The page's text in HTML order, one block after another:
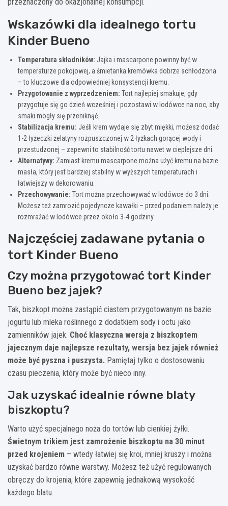
Wskazówki dla idealnego tortu
Kinder Bueno
Temperatura składników: Jajka i mascarpone powinny być w
temperaturze pokojowej, a śmietanka kremówka dobrze schłodzona
– to kluczowe dla odpowiedniej konsystencji kremu.
Przygotowanie z wyprzedzeniem: Tort najlepiej smakuje, gdy
przygotuje się go dzień wcześniej i pozostawi w lodówce na noc, aby
smaki mogły się przeniknąć.
Stabilizacja kremu: Jeśli krem wydaje się zbyt miękki, możesz dodać
1-2 łyżeczki żelatyny rozpuszczonej w 2 łyżkach gorącej wody i
przestudzonej – zapewni to stabilność tortu nawet w cieplejsze dni.
Alternatywy: Zamiast kremu mascarpone można użyć kremu na bazie
masła, który jest bardziej stabilny w wyższych temperaturach i
łatwiejszy w dekorowaniu.
Przechowywanie: Tort można przechowywać w lodówce do 3 dni.
Możesz też zamrozić pojedyncze kawałki – przed podaniem należy je
rozmrażać w lodówce przez około 3-4 godziny.
Najczęściej zadawane pytania o
tort Kinder Bueno
Czy można przygotować tort Kinder
Bueno bez jajek?
Tak, biszkopt można zastąpić ciastem przygotowanym na bazie
jogurtu lub mleka roślinnego z dodatkiem sody i octu jako
zamienników jajek. Choć klasyczna wersja z biszkoptem
jajecznym daje najlepsze rezultaty, wersja bez jajek również
może być pyszna i puszysta. Pamiętaj tylko o dostosowaniu
czasu pieczenia, który może być nieco inny.
Jak uzyskać idealnie równe blaty
biszkoptu?
Warto użyć specjalnego noża do tortów lub cienkiej żyłki.
Świetnym trikiem jest zamrożenie biszkoptu na 30 minut
przed krojeniem – wtedy łatwiej się kroi, mniej kruszy i można
uzyskać bardzo równe warstwy. Możesz też użyć regulowanych
obręczy do krojenia, które zapewnią jednakową wysokość
każdego blatu.